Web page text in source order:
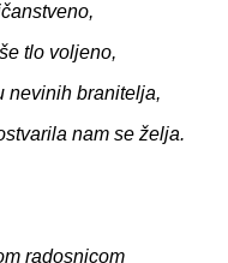
tlo voljeno,
nevinih branitelja,
nam se želja.
radosnicom